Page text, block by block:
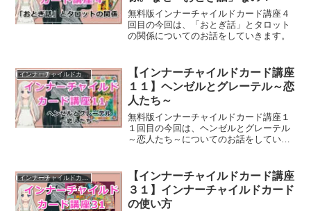
無料版インナーチャイルドカード講座４
回目の今回は、「おとぎ話」とタロット
の関係についてのお話をしていきます。
インナーチャイルドカード講座
【インナーチャイルドカード講座
１１】ヘンゼルとグレーテル～恋
人たち～
無料版インナーチャイルドカード講座１
１回目の今回は、ヘンゼルとグレーテル
～恋人たち～についてのお話をしていき
インナーチャイルドカード講座
【インナーチャイルドカード講座
３１】インナーチャイルドカード
の使い方